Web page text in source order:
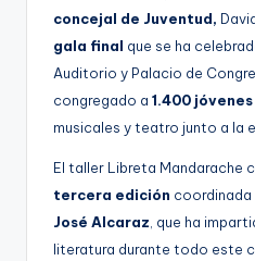
concejal de Juventud,
gala final que se ha
Auditorio y Palacio de
congregado a 1.400 jóvenes
musicales y teatro junto a la
El taller Libreta Mandarache
tercera edición
José Alcaraz , que ha
literatura durante todo este